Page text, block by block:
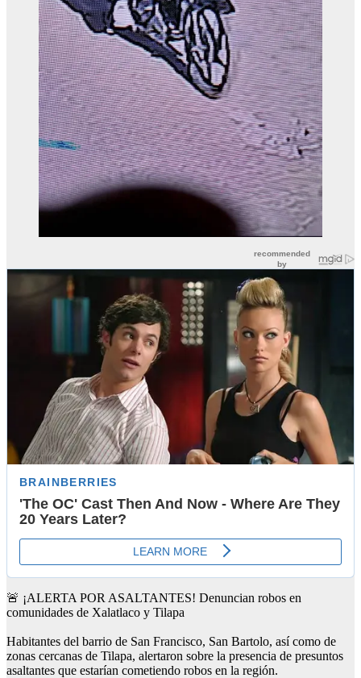
🚨 ¡ALERTA POR ASALTANTES! Denuncian robos en
comunidades de Xalatlaco y Tilapa
Habitantes del barrio de San Francisco, San Bartolo, así como de
zonas cercanas de Tilapa, alertaron sobre la presencia de presuntos
asaltantes que estarían cometiendo robos en la región.